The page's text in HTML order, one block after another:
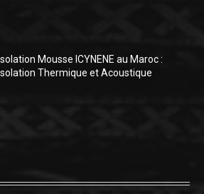
Isolation Mousse ICYNENE au Maroc :
Isolation Thermique et Acoustique